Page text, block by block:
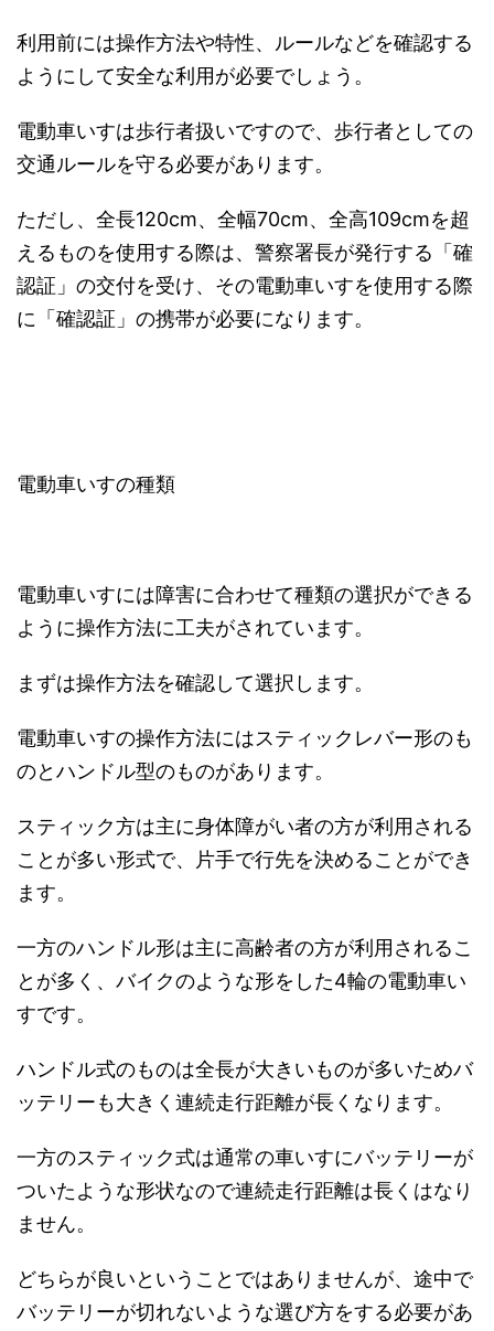
利用前には操作方法や特性、ルールなどを確認する
ようにして安全な利用が必要でしょう。
電動車いすは歩行者扱いですので、歩行者としての
交通ルールを守る必要があります。
ただし、全長120cm、全幅70cm、全高109cmを超
えるものを使用する際は、警察署長が発行する「確
認証」の交付を受け、その電動車いすを使用する際
に「確認証」の携帯が必要になります。
電動車いすの種類
電動車いすには障害に合わせて種類の選択ができる
ように操作方法に工夫がされています。
まずは操作方法を確認して選択します。
電動車いすの操作方法にはスティックレバー形のも
のとハンドル型のものがあります。
スティック方は主に身体障がい者の方が利用される
ことが多い形式で、片手で行先を決めることができ
ます。
一方のハンドル形は主に高齢者の方が利用されるこ
とが多く、バイクのような形をした4輪の電動車い
すです。
ハンドル式のものは全長が大きいものが多いためバ
ッテリーも大きく連続走行距離が長くなります。
一方のスティック式は通常の車いすにバッテリーが
ついたような形状なので連続走行距離は長くはなり
ません。
どちらが良いということではありませんが、途中で
バッテリーが切れないような選び方をする必要があ